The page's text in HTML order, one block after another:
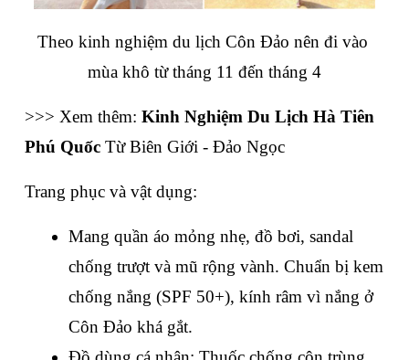
Theo kinh nghiệm du lịch Côn Đảo nên đi vào
mùa khô từ tháng 11 đến tháng 4
>>> Xem thêm: Kinh Nghiệm Du Lịch Hà Tiên
Phú Quốc Từ Biên Giới - Đảo Ngọc
Trang phục và vật dụng:
Mang quần áo mỏng nhẹ, đồ bơi, sandal
chống trượt và mũ rộng vành. Chuẩn bị kem
chống nắng (SPF 50+), kính râm vì nắng ở
Côn Đảo khá gắt.